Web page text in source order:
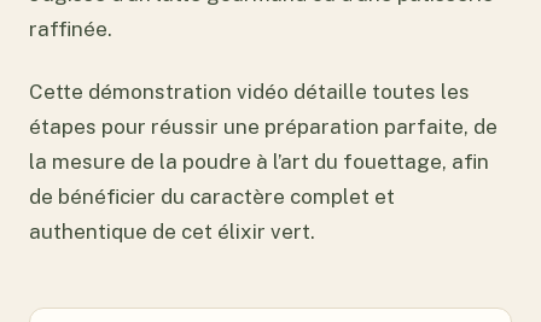
raffinée.
Cette démonstration vidéo détaille toutes les
étapes pour réussir une préparation parfaite, de
la mesure de la poudre à l’art du fouettage, afin
de bénéficier du caractère complet et
authentique de cet élixir vert.